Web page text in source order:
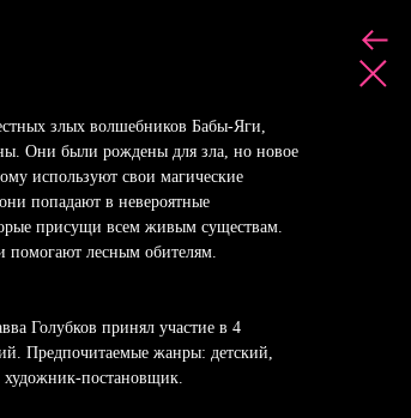
злых волшебников Бабы-Яги,
Они были рождены для зла, но новое
используют свои магические
попадают в невероятные
присущи всем живым существам.
помогают лесным обителям.
Голубков принял участие в 4
Предпочитаемые жанры: детский,
художник-постановщик.